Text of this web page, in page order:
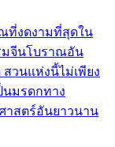
ที่งดงามที่สุดใน
มจีนโบราณอัน
วนแห่งนี้ไม่เพียง
นมรดกทาง
าสตร์อันยาวนาน